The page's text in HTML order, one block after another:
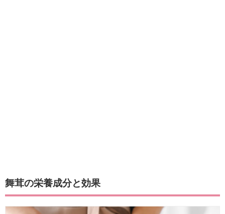
舞茸の栄養成分と効果